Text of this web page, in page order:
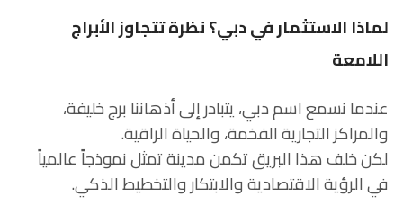
لماذا الاستثمار في دبي؟ نظرة تتجاوز الأبراج
اللامعة
عندما نسمع اسم دبي، يتبادر إلى أذهاننا برج خليفة،
والمراكز التجارية الفخمة، والحياة الراقية.
لكن خلف هذا البريق تكمن مدينة تمثل نموذجاً عالمياً
في الرؤية الاقتصادية والابتكار والتخطيط الذكي.